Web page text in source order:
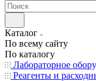
Каталог
По всему сайту
По каталогу
Лабораторное
Реагенты и